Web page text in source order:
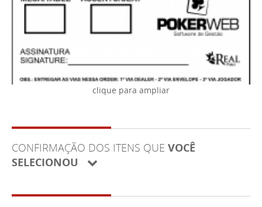
CONFIRMAÇÃO DOS ITENS QUE VOCÊ
SELECIONOU